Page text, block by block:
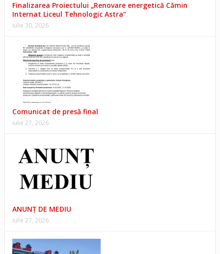
Finalizarea Proiectului „Renovare energetică Cămin
Internat Liceul Tehnologic Astra”
iulie 30, 2026
Comunicat de presă final
iulie 27, 2026
ANUNŢ DE MEDIU
iulie 27, 2026